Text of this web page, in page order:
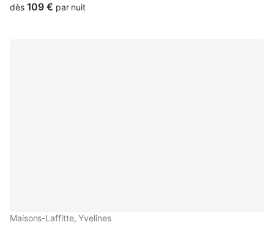
dès 109 € par nuit
Maisons-Laffitte, Yvelines